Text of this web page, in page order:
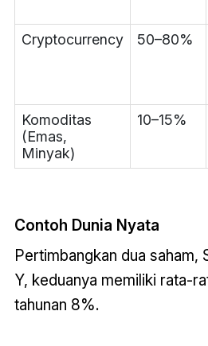
Cryptocurrency
50–80%
Komoditas
(Emas,
Minyak)
10–15%
Contoh Dunia Nyata
Pertimbangkan dua saham,
Y, keduanya memiliki rata-
tahunan 8%.